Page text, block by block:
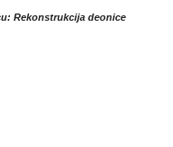
Rekonstrukcija deonice